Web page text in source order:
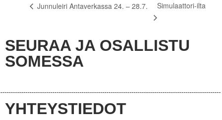
Junnuleiri Antaverkassa 24. – 28.7.
Simulaattori-ilta
SEURAA JA OSALLISTU
SOMESSA
YHTEYSTIEDOT